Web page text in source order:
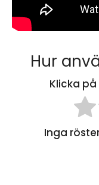
Hur
Klicka
Inga